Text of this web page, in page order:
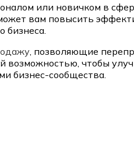
или новичком в
вам повысить
бизнеса.
, позволяющие
возможностью, чтобы
бизнес-сообщества.